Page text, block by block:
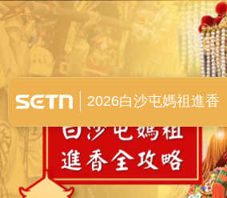
白沙屯媽祖進香全
2026白沙屯媽祖進香